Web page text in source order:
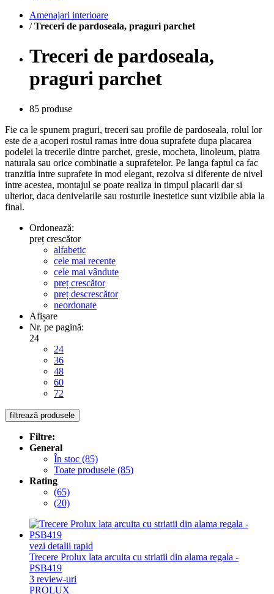
Amenajari interioare
/Treceri de pardoseala, praguri parchet
Treceri de pardoseala,
praguri parchet
85 produse
Fie ca le spunem praguri, treceri sau profile de pardoseala, rolul lor
este de a acoperi rostul ramas intre doua suprafete dupa placarea
podelei la trecerile dintre parchet, gresie, mocheta, linoleum, piatra
naturala sau orice combinatie a suprafetelor. Pe langa faptul ca fac
tranzitia intre suprafete in mod elegant, rezolva si diferente de nivel
intre acestea, montajul se poate realiza in timpul placarii dar si
ulterior, daca denivelarile sau rosturile inestetice sunt vizibile abia la
final.
Ordonează:
preț crescător
alfabetic
cele mai recente
cele mai vândute
preț crescător
preț descrescător
neordonate
Afișare
Nr. pe pagină:
24
24
36
48
60
72
filtrează produsele
Filtre:
General
În stoc (85)
Toate produsele (85)
Rating
(65)
(20)
vezi detalii rapid
Trecere Prolux lata arcuita cu striatii din alama regala -
PSB419
3 review-uri
PROLUX